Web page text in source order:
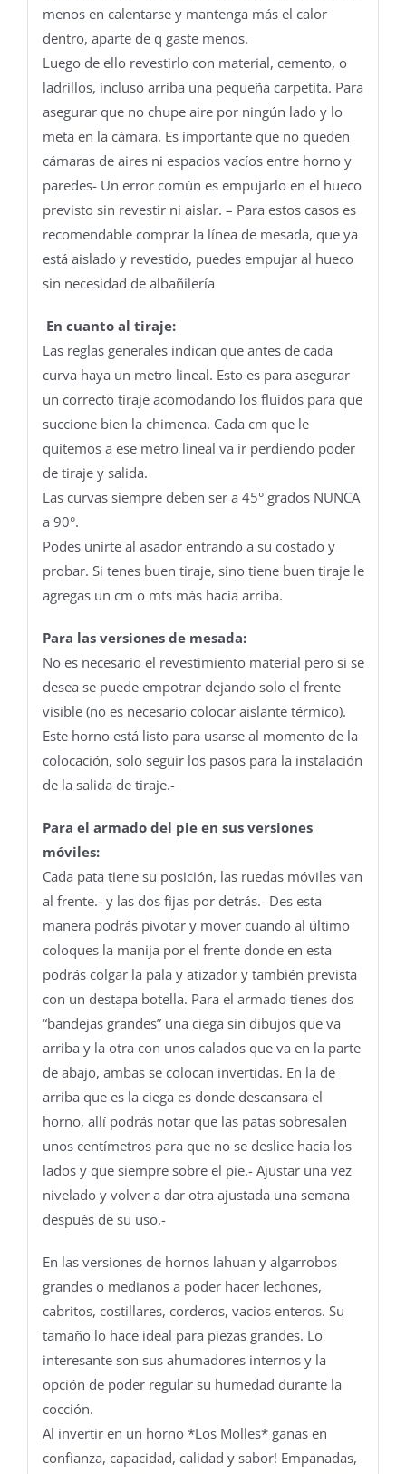
menos en calentarse y mantenga más el calor
dentro, aparte de q gaste menos.
Luego de ello revestirlo con material, cemento, o
ladrillos, incluso arriba una pequeña carpetita. Para
asegurar que no chupe aire por ningún lado y lo
meta en la cámara. Es importante que no queden
cámaras de aires ni espacios vacíos entre horno y
paredes- Un error común es empujarlo en el hueco
previsto sin revestir ni aislar. – Para estos casos es
recomendable comprar la línea de mesada, que ya
está aislado y revestido, puedes empujar al hueco
sin necesidad de albañilería
En cuanto al tiraje:
Las reglas generales indican que antes de cada
curva haya un metro lineal. Esto es para asegurar
un correcto tiraje acomodando los fluidos para que
succione bien la chimenea. Cada cm que le
quitemos a ese metro lineal va ir perdiendo poder
de tiraje y salida.
Las curvas siempre deben ser a 45° grados NUNCA
a 90°.
Podes unirte al asador entrando a su costado y
probar. Si tenes buen tiraje, sino tiene buen tiraje le
agregas un cm o mts más hacia arriba.
Para las versiones de mesada:
No es necesario el revestimiento material pero si se
desea se puede empotrar dejando solo el frente
visible (no es necesario colocar aislante térmico).
Este horno está listo para usarse al momento de la
colocación, solo seguir los pasos para la instalación
de la salida de tiraje.-
Para el armado del pie en sus versiones
móviles:
Cada pata tiene su posición, las ruedas móviles van
al frente.- y las dos fijas por detrás.- Des esta
manera podrás pivotar y mover cuando al último
coloques la manija por el frente donde en esta
podrás colgar la pala y atizador y también prevista
con un destapa botella. Para el armado tienes dos
“bandejas grandes” una ciega sin dibujos que va
arriba y la otra con unos calados que va en la parte
de abajo, ambas se colocan invertidas. En la de
arriba que es la ciega es donde descansara el
horno, allí podrás notar que las patas sobresalen
unos centímetros para que no se deslice hacia los
lados y que siempre sobre el pie.- Ajustar una vez
nivelado y volver a dar otra ajustada una semana
después de su uso.-
En las versiones de hornos lahuan y algarrobos
grandes o medianos a poder hacer lechones,
cabritos, costillares, corderos, vacios enteros. Su
tamaño lo hace ideal para piezas grandes. Lo
interesante son sus ahumadores internos y la
opción de poder regular su humedad durante la
cocción.
Al invertir en un horno *Los Molles* ganas en
confianza, capacidad, calidad y sabor! Empanadas,